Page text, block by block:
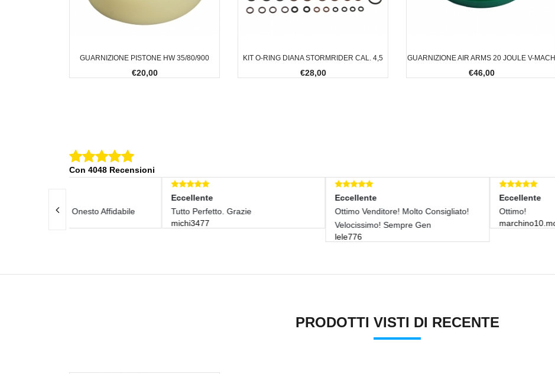
GUARNIZIONE PISTONE HW 35/80/900
€20,00
KIT O-RING DIANA STORMRIDER CAL. 4,5
€28,00
GUARNIZIONE AIR ARMS 20 JOULE V-MACH
€46,00
Con 4048 Recensioni
Tutto Perfetto. Grazie
Ottimo Venditore! Molto Consigliato!
Velocissimo! Sempre Gen
Ottimo!
marchino10.mc
PRODOTTI VISTI DI RECENTE